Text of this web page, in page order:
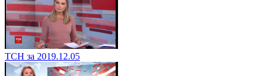
ТСН за 2019.12.05